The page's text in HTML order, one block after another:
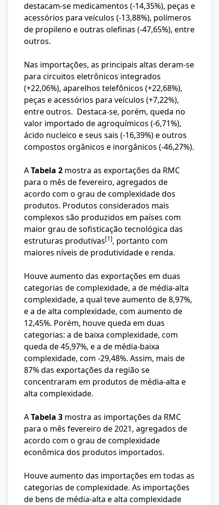
destacam-se medicamentos (-14,35%), peças e
acessórios para veículos (-13,88%), polímeros
de propileno e outras olefinas (-47,65%), entre
outros.
Nas importações, as principais altas deram-se
para circuitos eletrônicos integrados
(+22,06%), aparelhos telefônicos (+22,68%),
peças e acessórios para veículos (+7,22%),
entre outros. Destaca-se, porém, queda no
valor importado de agroquímicos (-6,71%),
ácido nucleico e seus sais (-16,39%) e outros
compostos orgânicos e inorgânicos (-46,27%).
ATabela 2 mostra as exportações da RMC
para o mês de fevereiro, agregados de
acordo com o grau de complexidade dos
produtos. Produtos considerados mais
complexos são produzidos em países com
maior grau de sofisticação tecnológica das
estruturas produtivas[1], portanto com
maiores níveis de produtividade e renda.
Houve aumento das exportações em duas
categorias de complexidade, a de média-alta
complexidade, a qual teve aumento de 8,97%,
e a de alta complexidade, com aumento de
12,45%. Porém, houve queda em duas
categorias: a de baixa complexidade, com
queda de 45,97%, e a de média-baixa
complexidade, com -29,48%. Assim, mais de
87% das exportações da região se
concentraram em produtos de média-alta e
alta complexidade.
ATabela 3 mostra as importações da RMC
para o mês fevereiro de 2021, agregados de
acordo com o grau de complexidade
econômica dos produtos importados.
Houve aumento das importações em todas as
categorias de complexidade. As importações
de bens de média-alta e alta complexidade